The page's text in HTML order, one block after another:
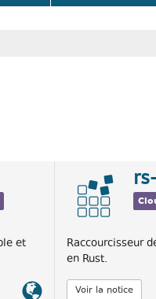
et
Lien
Raccourcisseur
en Rust.
Voir la notice